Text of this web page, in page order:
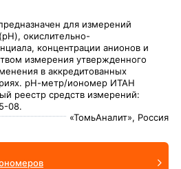
для измерений
окислительно-
концентрации анионов и
измерения утвержденного
в аккредитованных
рН-метр/иономер ИТАН
реестр средств измерений:
08.
«ТомьАналит», Россия